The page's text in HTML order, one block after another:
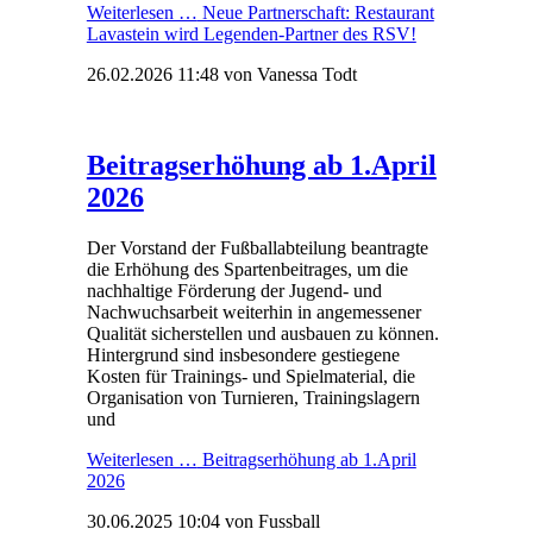
Weiterlesen … Neue Partnerschaft: Restaurant
Lavastein wird Legenden-Partner des RSV!
26.02.2026 11:48von Vanessa Todt
Beitragserhöhung ab 1.April
2026
Der Vorstand der Fußballabteilung beantragte
die Erhöhung des Spartenbeitrages, um die
nachhaltige Förderung der Jugend- und
Nachwuchsarbeit weiterhin in angemessener
Qualität sicherstellen und ausbauen zu können.
Hintergrund sind insbesondere gestiegene
Kosten für Trainings- und Spielmaterial, die
Organisation von Turnieren, Trainingslagern
und
Weiterlesen … Beitragserhöhung ab 1.April
2026
30.06.2025 10:04von Fussball